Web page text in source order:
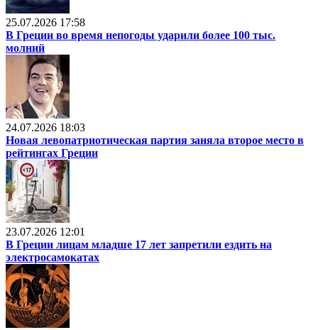
25.07.2026 17:58
В Греции во время непогоды ударили более 100 тыс.
молний
24.07.2026 18:03
Новая левопатриотическая партия заняла второе место в
рейтингах Греции
23.07.2026 12:01
В Греции лицам младше 17 лет запретили ездить на
электросамокатах